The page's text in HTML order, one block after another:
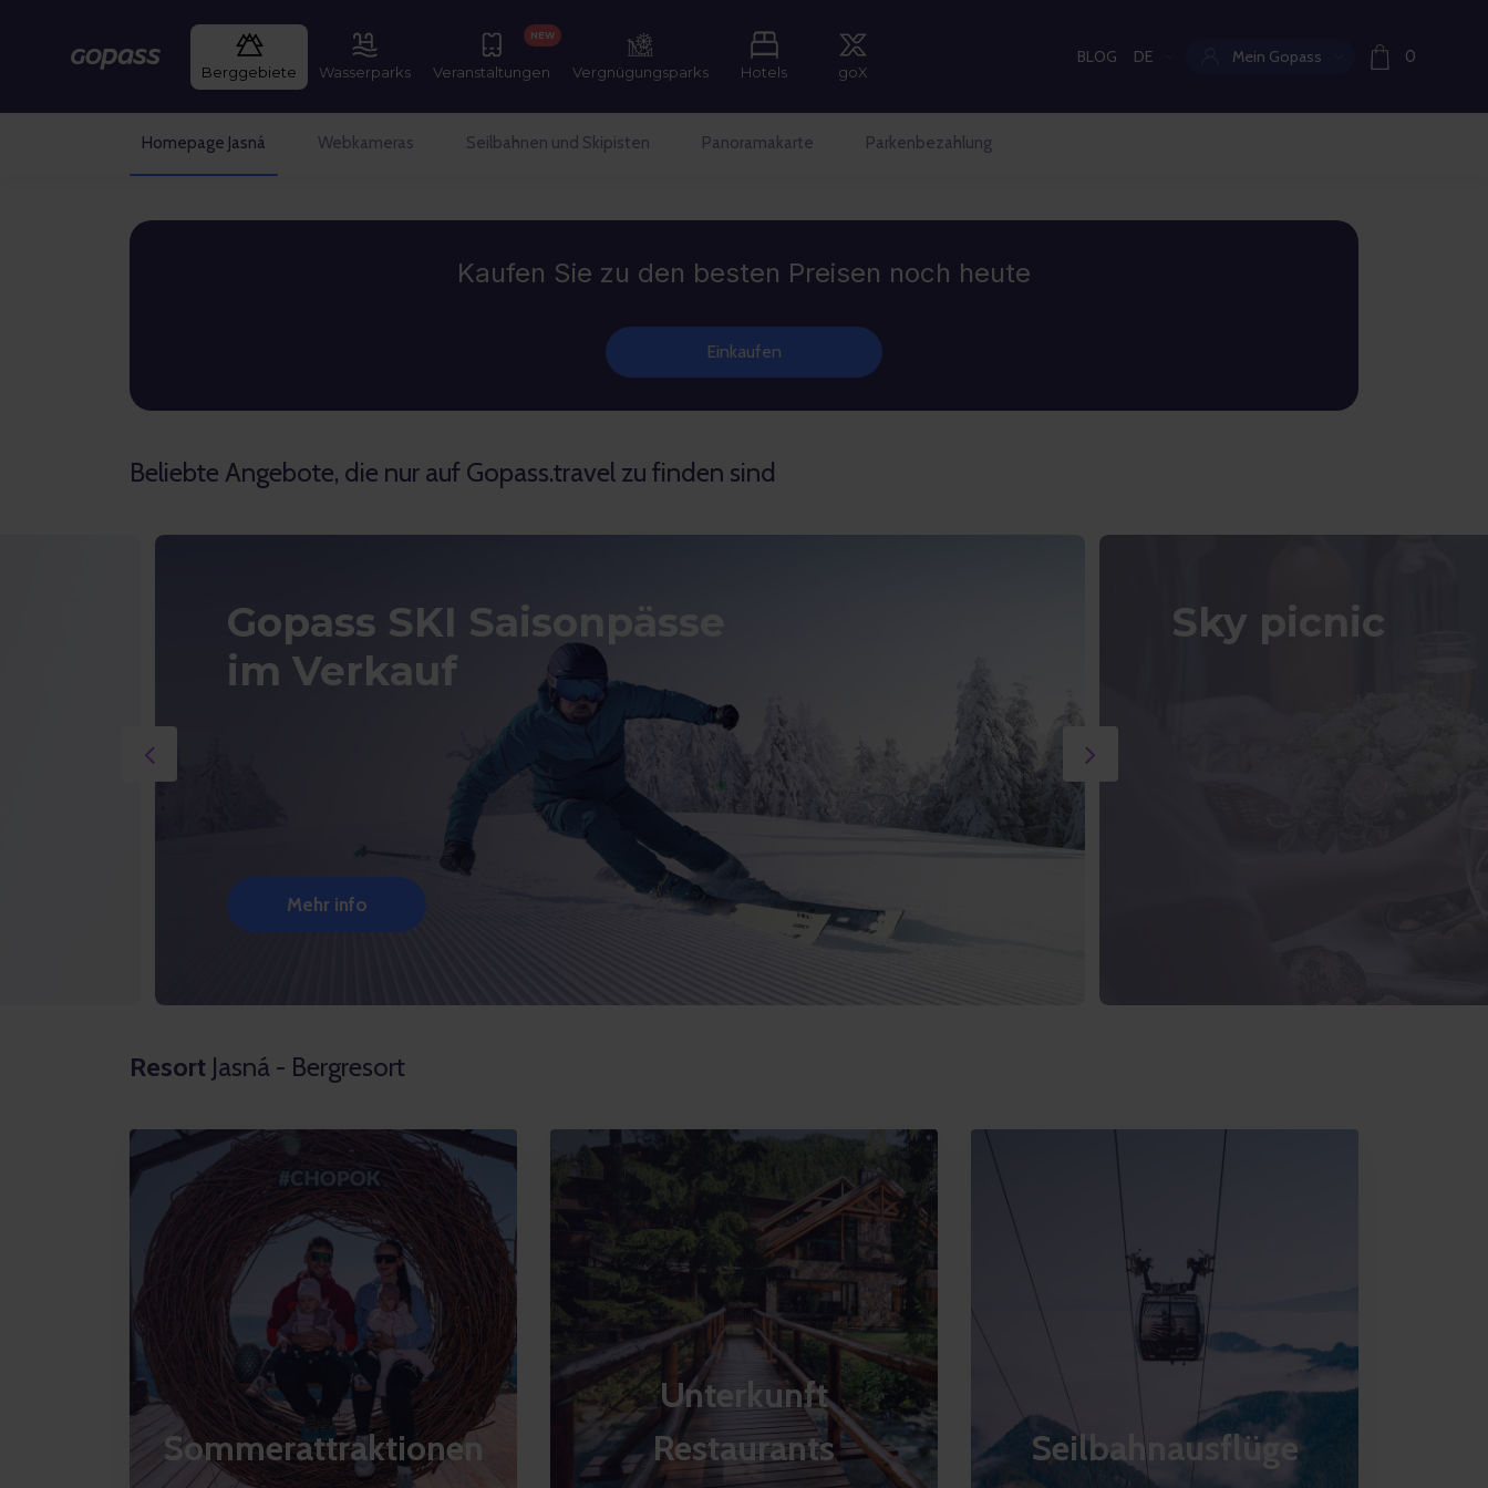
Gopass Berggebiete Wasserparks Veranstaltungen
NEW
Vergnügungsparks Hotels goX
BLOG Aktuelle Sprache:
DE Mein Gopass 0
Homepage Jasná Webkameras Seilbahnen und Skipisten Panoramakarte Parkenbezahlung
Kaufen Sie zu den besten Preisen noch heute
Einkaufen
Beliebte Angebote, die nur auf Gopass.travel zu finden sind
Gopass SKI Saisonpässe
im Verkauf
Mehr info
Sky picnic
Resort Jasná - Bergresort
Sommerattraktionen
Unterkunft
Restaurants
Seilbahnausflüge